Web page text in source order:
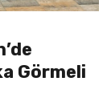
Görmeli